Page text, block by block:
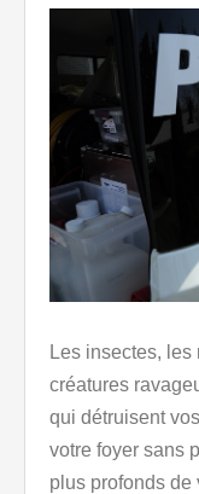
Les insectes,
créatures
qui détruisent
votre foyer sans
plus profonds de